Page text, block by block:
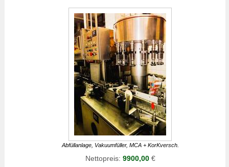
Abfüllanlage, Vakuumfüller, MCA + KorKversch.
Nettopreis: 9900,00€